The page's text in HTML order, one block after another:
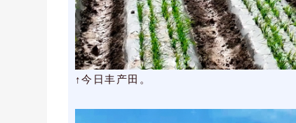
↑今日丰产田。